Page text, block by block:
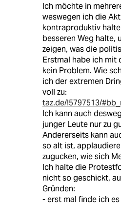
Ich möchte in
weswegen ich die
kontraproduktiv
besseren Weg halte,
zeigen, was die
Erstmal habe ich mit
kein Problem. Wie
ich der extremen
voll zu:
taz.de/!5797513/
Ich kann auch
junger Leute nur zu
Andererseits kann
so alt ist,
zugucken, wie sich
Ich halte die
nicht so geschickt,
Gründen:
- erst mal finde ich